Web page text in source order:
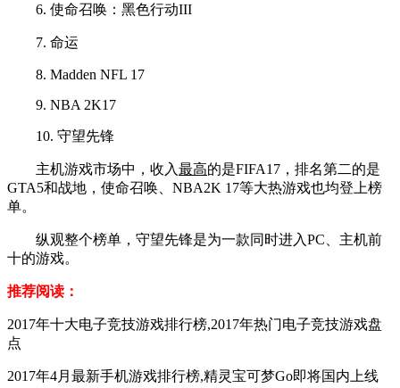
6. 使命召唤：黑色行动III
7. 命运
8. Madden NFL 17
9. NBA 2K17
10. 守望先锋
主机游戏市场中，收入最高的是FIFA17，排名第二的是
GTA5和战地，使命召唤、NBA2K 17等大热游戏也均登上榜
单。
纵观整个榜单，守望先锋是为一款同时进入PC、主机前
十的游戏。
推荐阅读：
2017年十大电子竞技游戏排行榜,2017年热门电子竞技游戏盘
点
2017年4月最新手机游戏排行榜,精灵宝可梦Go即将国内上线